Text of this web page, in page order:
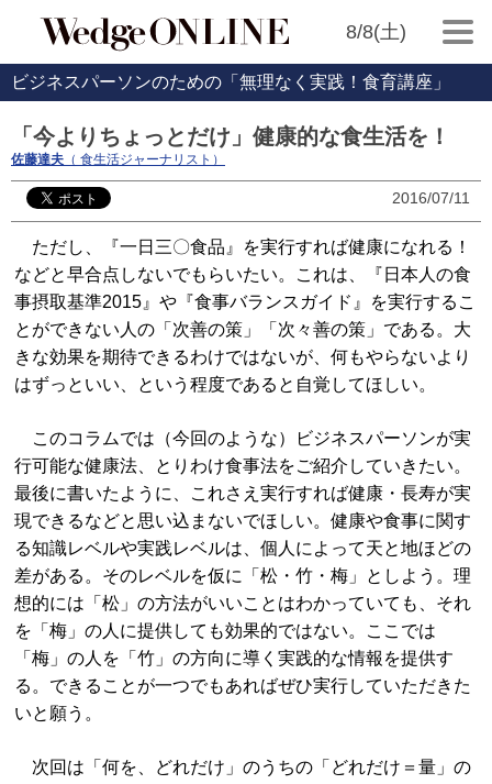
8/8(土)
ビジネスパーソンのための「無理なく実践！食育講座」
「今よりちょっとだけ」健康的な食生活を！
佐藤達夫 （ 食生活ジャーナリスト）
2016/07/11
ただし、『一日三〇食品』を実行すれば健康になれる！
などと早合点しないでもらいたい。これは、『日本人の食
事摂取基準2015』や『食事バランスガイド』を実行するこ
とができない人の「次善の策」「次々善の策」である。大
きな効果を期待できるわけではないが、何もやらないより
はずっといい、という程度であると自覚してほしい。
このコラムでは（今回のような）ビジネスパーソンが実
行可能な健康法、とりわけ食事法をご紹介していきたい。
最後に書いたように、これさえ実行すれば健康・長寿が実
現できるなどと思い込まないでほしい。健康や食事に関す
る知識レベルや実践レベルは、個人によって天と地ほどの
差がある。そのレベルを仮に「松・竹・梅」としよう。理
想的には「松」の方法がいいことはわかっていても、それ
を「梅」の人に提供しても効果的ではない。ここでは
「梅」の人を「竹」の方向に導く実践的な情報を提供す
る。できることが一つでもあればぜひ実行していただきた
いと願う。
次回は「何を、どれだけ」のうちの「どれだけ＝量」の